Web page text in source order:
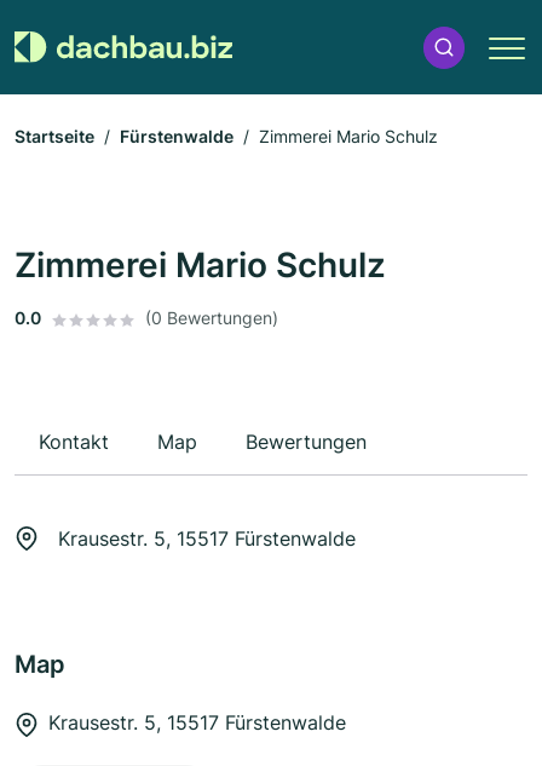
Startseite Fürstenwalde Zimmerei Mario Schulz
Zimmerei Mario Schulz
0.0 (0 Bewertungen)
Kontakt Map Bewertungen
Krausestr. 5, 15517 Fürstenwalde
Map
Krausestr. 5, 15517 Fürstenwalde